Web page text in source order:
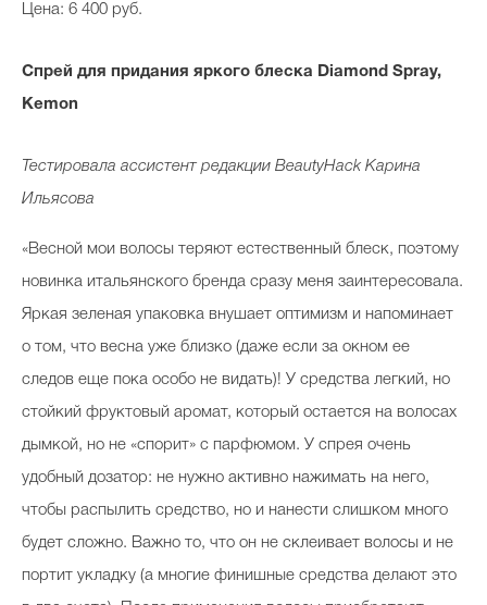
Цена: 6 400 руб.
Спрей для придания яркого блеска Diamond Spray,
Kemon
Тестировала ассистент редакции BeautyHack Карина
Ильясова
«Весной мои волосы теряют естественный блеск, поэтому
новинка итальянского бренда сразу меня заинтересовала.
Яркая зеленая упаковка внушает оптимизм и напоминает
о том, что весна уже близко (даже если за окном ее
следов еще пока особо не видать)! У средства легкий, но
стойкий фруктовый аромат, который остается на волосах
дымкой, но не «спорит» с парфюмом. У спрея очень
удобный дозатор: не нужно активно нажимать на него,
чтобы распылить средство, но и нанести слишком много
будет сложно. Важно то, что он не склеивает волосы и не
портит укладку (а многие финишные средства делают это